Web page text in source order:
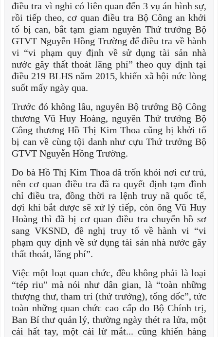
điều tra vì nghi có liên quan đến 3 vụ án hình sự,
rồi tiếp theo, cơ quan điều tra Bộ Công an khởi
tố bị can, bắt tạm giam nguyên Thứ trưởng Bộ
GTVT Nguyễn Hồng Trường để điều tra về hành
vi “vi phạm quy định về sử dụng tài sản nhà
nước gây thất thoát lãng phí” theo quy định tại
điều 219 BLHS năm 2015, khiến xã hội nức lòng
suốt mấy ngày qua.
Trước đó không lâu, nguyên Bộ trưởng Bộ Công
thương Vũ Huy Hoàng, nguyên Thứ trưởng Bộ
Công thương Hồ Thị Kim Thoa cũng bị khởi tố
bị can về cùng tội danh như cựu Thứ trưởng Bộ
GTVT Nguyễn Hồng Trường.
Do bà Hồ Thị Kim Thoa đã trốn khỏi nơi cư trú,
nên cơ quan điều tra đã ra quyết định tạm đình
chỉ điều tra, đồng thời ra lệnh truy nã quốc tế,
đợi khi bắt được sẽ xử lý tiếp, còn ông Vũ Huy
Hoàng thì đã bị cơ quan điều tra chuyển hồ sơ
sang VKSND, đề nghị truy tố về hành vi “vi
phạm quy định về sử dụng tài sản nhà nước gây
thất thoát, lãng phí”.
Việc một loạt quan chức, đều không phải là loại
“tép riu” mà nói như dân gian, là “toàn những
thượng thư, tham trí (thứ trưởng), tổng đốc”, tức
toàn những quan chức cao cấp do Bộ Chính trị,
Ban Bí thư quản lý, thường ngày thét ra lửa, một
cái hất tay, một cái lừ mắt... cũng khiến hàng